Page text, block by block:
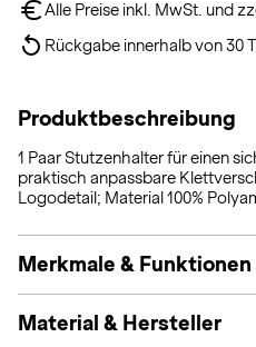
Alle Preise inkl. MwSt. und
Rückgabe innerhalb von 30
Produktbeschreibung
1 Paar Stutzenhalter für einen
praktisch anpassbare
Logodetail; Material 100%
Merkmale & Funktionen
Material & Hersteller